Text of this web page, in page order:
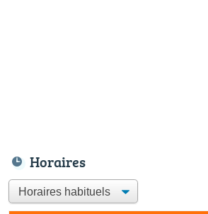
Horaires